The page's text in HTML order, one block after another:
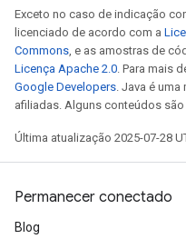
Exceto no caso de indicação
licenciado de acordo com a
Commons, e as amostras de
Licença Apache 2.0. Para mais
Google Developers. Java é
afiliadas. Alguns conteúdos
Última atualização 2025-07-28
Permanecer conectado
Blog